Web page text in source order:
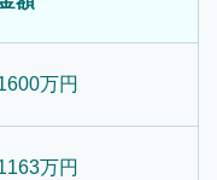
万円
万円